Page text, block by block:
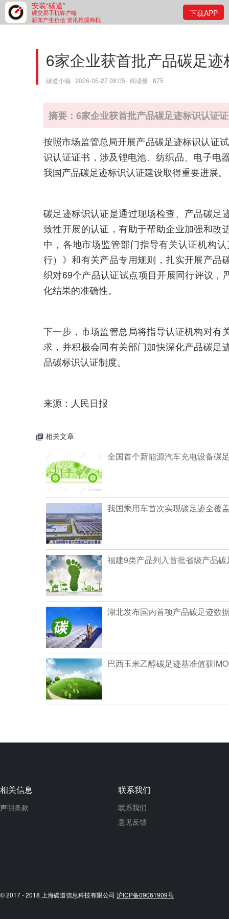
安装“碳道”
碳交易手机客户端
新闻产生价值 资讯挖掘商机
下载APP
6家企业获首批产品碳足
碳道小编 · 2026-05-27 08:05 · 阅读量 · 875
摘要：6家企业获首批产品碳足迹标识认证
按照市场监管总局开展产品碳足迹标识认证
识认证证书，涉及锂电池、纺织品、电子电
我国产品碳足迹标识认证建设取得重要进展。
碳足迹标识认证是通过现场检查、产品碳足
致性开展的认证，有助于帮助企业加强和改
中，各地市场监管部门指导有关认证机构
行）》和有关产品专用规则，扎实开展产品
织对69个产品认证试点项目开展同行评议
化结果的准确性。
下一步，市场监管总局将指导认证机构对有
求，并积极会同有关部门加快深化产品碳足
品碳标识认证制度。
来源：人民日报
相关文章
全国首个新能源汽车充电设备碳
我国乘用车首次实现碳足迹全覆
福建9类产品列入首批省级产品
湖北发布国内首项产品碳足迹数
巴西玉米乙醇碳足迹基准值获
相关信息
声明条款
联系我们
联系我们
意见反馈
© 2017 - 2018 上海碳道信息科技有限公司 沪ICP备09061909号